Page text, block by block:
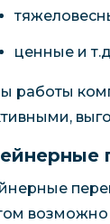
ценные и
работы
возможно